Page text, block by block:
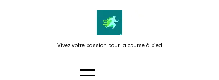
Vivez votre passion pour la course à pied